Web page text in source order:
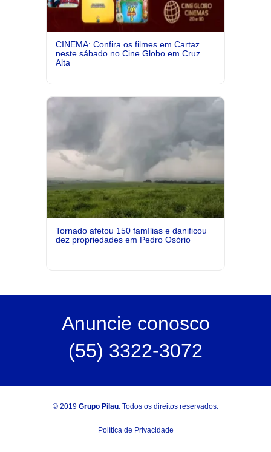
CINEMA: Confira os filmes em Cartaz
neste sábado no Cine Globo em Cruz
Alta
Tornado afetou 150 famílias e danificou
dez propriedades em Pedro Osório
Anuncie conosco
(55) 3322-3072
© 2019 Grupo Pilau. Todos os direitos reservados.
Política de Privacidade